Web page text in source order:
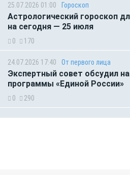
25.07.2026 01:00 Гороскоп
Астрологический гороскоп
на сегодня — 25 июля
0 170
24.07.2026 17:40 От первого лица
Экспертный совет обсудил
программы «Единой России»
0 290